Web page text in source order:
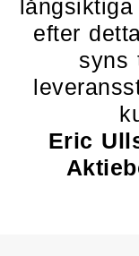
efter
syns
Eric